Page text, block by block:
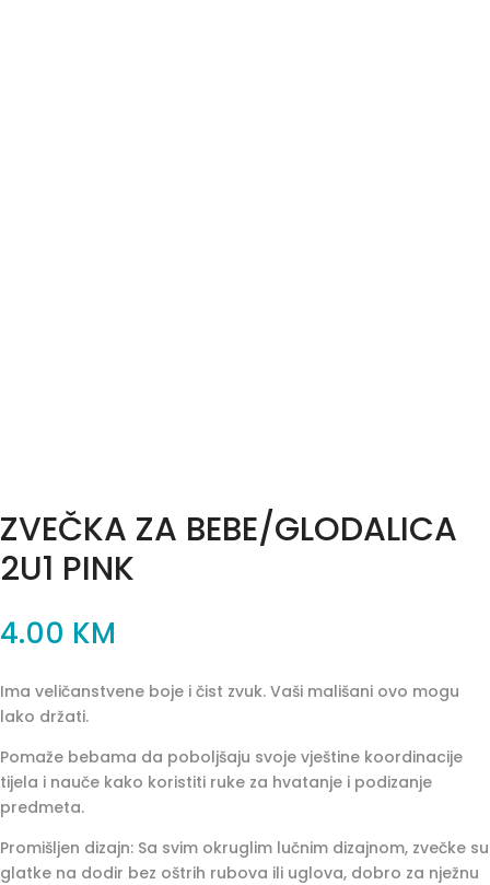
ZVEČKA ZA BEBE/GLODALICA
2U1 PINK
4.00 KM
Ima veličanstvene boje i čist zvuk. Vaši mališani ovo mogu
lako držati.
Pomaže bebama da poboljšaju svoje vještine koordinacije
tijela i nauče kako koristiti ruke za hvatanje i podizanje
predmeta.
Promišljen dizajn: Sa svim okruglim lučnim dizajnom, zvečke su
glatke na dodir bez oštrih rubova ili uglova, dobro za nježnu